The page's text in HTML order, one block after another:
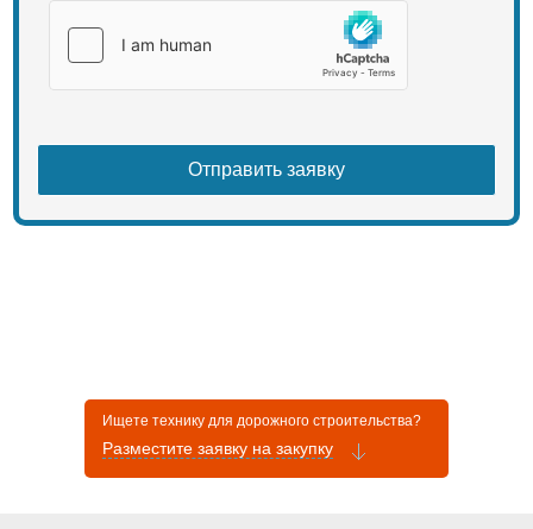
Ищете технику для дорожного строительства?
Разместите заявку на закупку